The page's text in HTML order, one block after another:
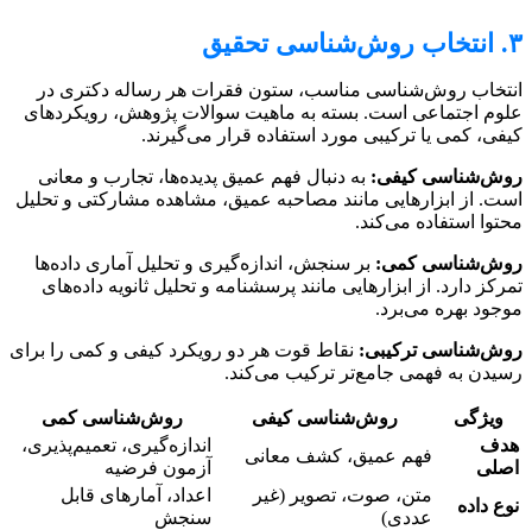
۳. انتخاب روش‌شناسی تحقیق
انتخاب روش‌شناسی مناسب، ستون فقرات هر رساله دکتری در
علوم اجتماعی است. بسته به ماهیت سوالات پژوهش، رویکردهای
کیفی، کمی یا ترکیبی مورد استفاده قرار می‌گیرند.
روش‌شناسی کیفی: به دنبال فهم عمیق پدیده‌ها، تجارب و معانی
است. از ابزارهایی مانند مصاحبه عمیق، مشاهده مشارکتی و تحلیل
محتوا استفاده می‌کند.
روش‌شناسی کمی: بر سنجش، اندازه‌گیری و تحلیل آماری داده‌ها
تمرکز دارد. از ابزارهایی مانند پرسشنامه و تحلیل ثانویه داده‌های
موجود بهره می‌برد.
روش‌شناسی ترکیبی: نقاط قوت هر دو رویکرد کیفی و کمی را برای
رسیدن به فهمی جامع‌تر ترکیب می‌کند.
ویژگی روش‌شناسی کیفی
روش‌شناسی کمی
هدف
اصلی
فهم عمیق، کشف معانی
اندازه‌گیری، تعمیم‌پذیری،
آزمون فرضیه
نوع داده
متن، صوت، تصویر (غیر
عددی)
اعداد، آمارهای قابل
سنجش